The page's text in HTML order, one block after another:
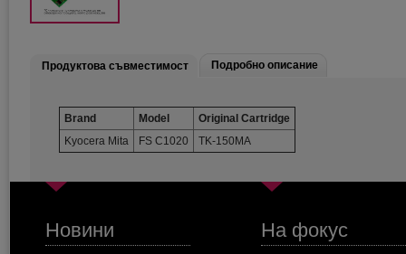
Продуктова съвместимост Подробно описание
Brand Model
Original Cartridge
Kyocera Mita
FS C1020 TK-150MA
Новини На фокус